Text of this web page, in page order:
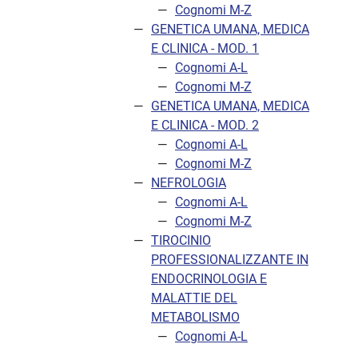
Cognomi M-Z
GENETICA UMANA, MEDICA
E CLINICA - MOD. 1
Cognomi A-L
Cognomi M-Z
GENETICA UMANA, MEDICA
E CLINICA - MOD. 2
Cognomi A-L
Cognomi M-Z
NEFROLOGIA
Cognomi A-L
Cognomi M-Z
TIROCINIO
PROFESSIONALIZZANTE IN
ENDOCRINOLOGIA E
MALATTIE DEL
METABOLISMO
Cognomi A-L